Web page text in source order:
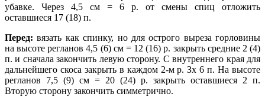
убавке. Через 4,5 см = 6 р. от смены спиц отложить
оставшиеся 17 (18) п.
Перед: вязать как спинку, но для острого выреза горловины
на высоте регланов 4,5 (6) см = 12 (16) р. закрыть средние 2 (4)
п. и сначала закончить левую сторону. С внутреннего края для
дальнейшего скоса закрыть в каждом 2-м р. Зх 6 п. На высоте
регланов 7,5 (9) см = 20 (24) р. закрыть оставшиеся 2 п.
Вторую сторону закончить симметрично.